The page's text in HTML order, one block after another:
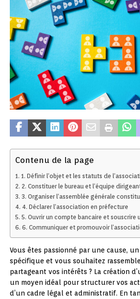
Contenu de la page
1. Définir l’objet et les statuts de
2. Constituer le bureau et l’équipe
3. Organiser l’assemblée générale
4. Déclarer l’association en préfecture
5. Ouvrir un compte bancaire et souscrire
6. Communiquer et promouvoir
Vous êtes passionné par une cause,
spécifique et vous souhaitez
partageant vos intérêts ? La création
un moyen idéal pour structurer vos
d’un cadre légal et administratif. En